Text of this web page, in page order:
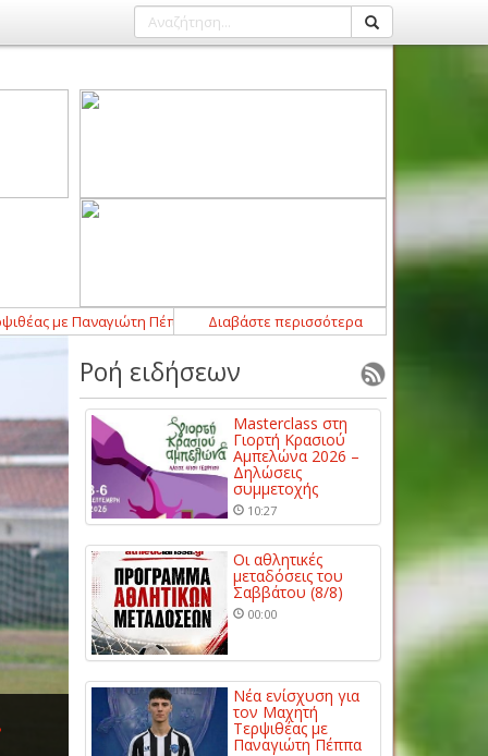
Πέππα 22:49 - Συνεχίζει στον Άγιο Γεώργιο Αμπελακίων ο
Διαβάστε περισσότερα
Ροή ειδήσεων
Masterclass στη
Γιορτή Κρασιού
Αμπελώνα 2026 –
Δηλώσεις
συμμετοχής
10:27
Οι αθλητικές
μεταδόσεις του
Σαββάτου (8/8)
00:00
Νέα ενίσχυση για
τον Μαχητή
Τερψιθέας με
Παναγιώτη Πέππα